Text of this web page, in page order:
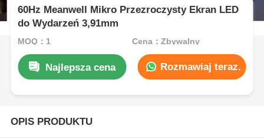
60Hz Meanwell Mikro Przezroczysty Ekran LED
do Wydarzeń 3,91mm
MOQ：1 Cena：Zbywalny
Najlepsza cena Rozmawiaj teraz.
OPIS PRODUKTU